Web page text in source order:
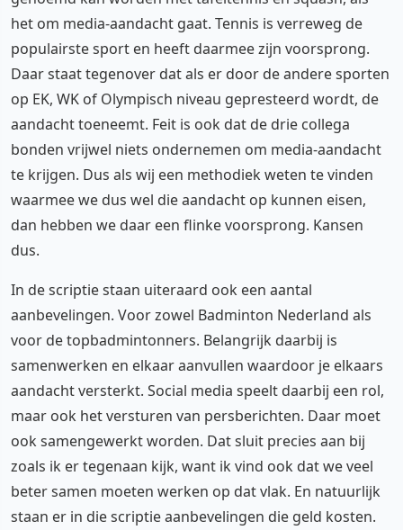
het om media-aandacht gaat. Tennis is verreweg de
populairste sport en heeft daarmee zijn voorsprong.
Daar staat tegenover dat als er door de andere sporten
op EK, WK of Olympisch niveau gepresteerd wordt, de
aandacht toeneemt. Feit is ook dat de drie collega
bonden vrijwel niets ondernemen om media-aandacht
te krijgen. Dus als wij een methodiek weten te vinden
waarmee we dus wel die aandacht op kunnen eisen,
dan hebben we daar een flinke voorsprong. Kansen
dus.
In de scriptie staan uiteraard ook een aantal
aanbevelingen. Voor zowel Badminton Nederland als
voor de topbadmintonners. Belangrijk daarbij is
samenwerken en elkaar aanvullen waardoor je elkaars
aandacht versterkt. Social media speelt daarbij een rol,
maar ook het versturen van persberichten. Daar moet
ook samengewerkt worden. Dat sluit precies aan bij
zoals ik er tegenaan kijk, want ik vind ook dat we veel
beter samen moeten werken op dat vlak. En natuurlijk
staan er in die scriptie aanbevelingen die geld kosten.